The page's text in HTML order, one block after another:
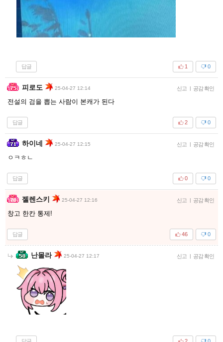
답글 0
1
피로도 25-04-27 12:14 신고 | 공감 확인
전설의 검을 뽑는 사람이 본캐가 된다
답글 0
2
하이네 25-04-27 12:15 신고 | 공감 확인
ㅇㅋㅎㄴ
답글 0
0
젤렌스키 25-04-27 12:16 신고 | 공감 확인
창고 한칸 통제!
답글 0
46
난몰라 25-04-27 12:17 신고 | 공감 확인